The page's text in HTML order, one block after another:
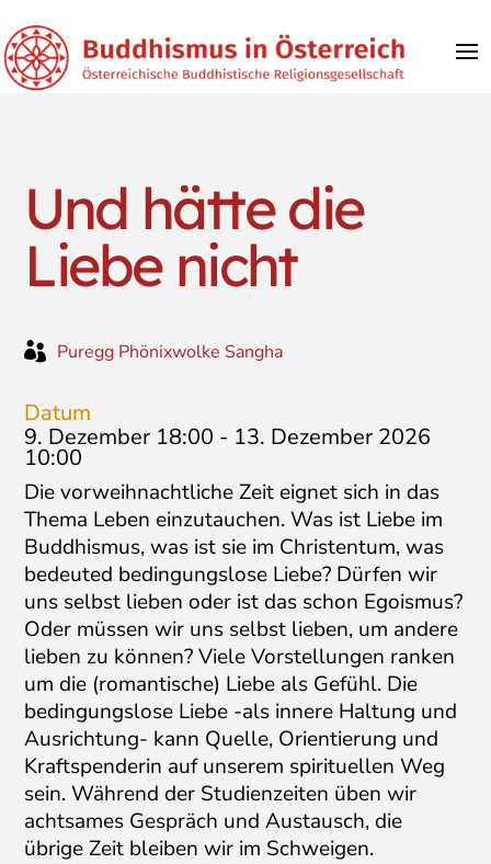
Und hätte die
Liebe nicht
 Puregg Phönixwolke Sangha
Datum
9. Dezember 18:00 - 13. Dezember 2026
10:00
Die vorweihnachtliche Zeit eignet sich in das
Thema Leben einzutauchen. Was ist Liebe im
Buddhismus, was ist sie im Christentum, was
bedeuted bedingungslose Liebe? Dürfen wir
uns selbst lieben oder ist das schon Egoismus?
Oder müssen wir uns selbst lieben, um andere
lieben zu können? Viele Vorstellungen ranken
um die (romantische) Liebe als Gefühl. Die
bedingungslose Liebe -als innere Haltung und
Ausrichtung- kann Quelle, Orientierung und
Kraftspenderin auf unserem spirituellen Weg
sein. Während der Studienzeiten üben wir
achtsames Gespräch und Austausch, die
übrige Zeit bleiben wir im Schweigen.